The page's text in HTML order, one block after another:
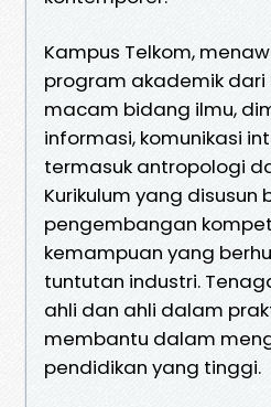
Kampus Telkom,
program akademik
macam bidang ilmu,
informasi, komunikasi
termasuk antropologi
Kurikulum yang disusun
pengembangan
kemampuan yang
tuntutan industri.
ahli dan ahli dalam
membantu dalam
pendidikan yang tinggi.